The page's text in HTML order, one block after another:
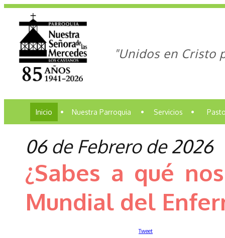
"Unidos en Cristo
Inicio • Nuestra Parroquia • Servicios •
06 de Febrero de 2026
¿Sabes a qué
Mundial del
Tweet